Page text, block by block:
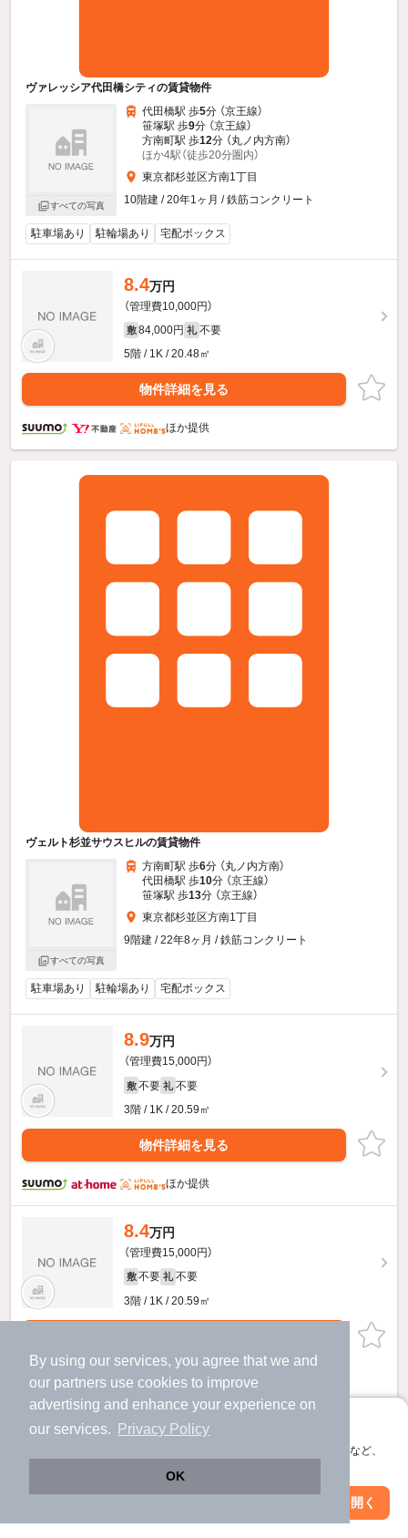
By using our services, you agree that we and
our partners use cookies to improve
advertising and enhance your experience on
our services.
Privacy Policy
OK
アプリに切り替えて、サクサクお部屋探し
会員登録なしですぐ使える。マップ検索やお気に入り保存など、
アプリを開く
ヴァレッシア代田橋シティの賃貸物件
すべての写真
代田橋駅 歩5分 （京王線）
笹塚駅 歩9分 （京王線）
方南町駅 歩12分 （丸ノ内方南）
ほか4駅（徒歩20分圏内）
東京都杉並区方南1丁目
10階建 / 20年1ヶ月 / 鉄筋コンクリート
駐車場あり 駐輪場あり 宅配ボックス
8.4万円
（管理費10,000円）
敷 84,000円 礼 不要
5階 / 1K / 20.48㎡
物件詳細を見る
ほか提供
ヴェルト杉並サウスヒルの賃貸物件
すべての写真
方南町駅 歩6分 （丸ノ内方南）
代田橋駅 歩10分 （京王線）
笹塚駅 歩13分 （京王線）
東京都杉並区方南1丁目
9階建 / 22年8ヶ月 / 鉄筋コンクリート
駐車場あり 駐輪場あり 宅配ボックス
8.9万円
（管理費15,000円）
敷 不要 礼 不要
3階 / 1K / 20.59㎡
物件詳細を見る
ほか提供
8.4万円
（管理費15,000円）
敷 不要 礼 不要
3階 / 1K / 20.59㎡
ほか提供
9万円
4階 / 1K / 22.25㎡
物件詳細を見る
絞り込み条件を変更